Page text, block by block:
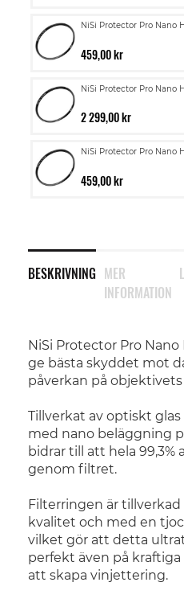
NiSi Protector Pro Nano
459,00 kr
NiSi Protector Pro Nano
2 299,00 kr
NiSi Protector Pro Nano
459,00 kr
BESKRIVNING
NiSi Protector Pro
ge bästa skyddet mot
påverkan på
Tillverkat av optiskt
med nano beläggning
bidrar till att hela 99,3%
genom filtret.
Filterringen är
kvalitet och med en
vilket gör att detta
perfekt även på
att skapa vinjettering.
MER
INFORMATION